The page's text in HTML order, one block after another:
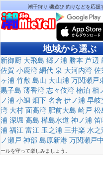
潮干狩り 磯遊び 釣りなどを応援
地域から選ぶ
新御厨 大飛島 郷ノ浦 勝本 芦辺
佐賀 小鹿湾 網代 泉 大河内湾 佐
ヶ浦 竹敷 島山 大山浦 万関瀬戸
黒子島 薄香湾 志々伎湾 楠泊 相
ノ浦 小鯛 畑下 名倉 伊ノ浦 早岐
湾 大村 面高湾 肥前大島 崎戸 松
浦 深堀 高島 樺島水道 神ノ浦 笛
浦 福江 富江 玉之浦 三井楽 水之
ノ瀬戸 神部 島原新港 万関瀬戸
ールを守って楽しみましょう。